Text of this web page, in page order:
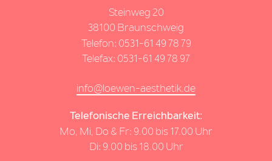
Steinweg 20
38100 Braunschweig
Telefon: 0531-61 49 78 79
Telefax: 0531-61 49 78 97
info@loewen-aesthetik.de
Telefonische Erreichbarkeit:
Mo, Mi, Do & Fr: 9.00 bis 17.00 Uhr
Di: 9.00 bis 18.00 Uhr